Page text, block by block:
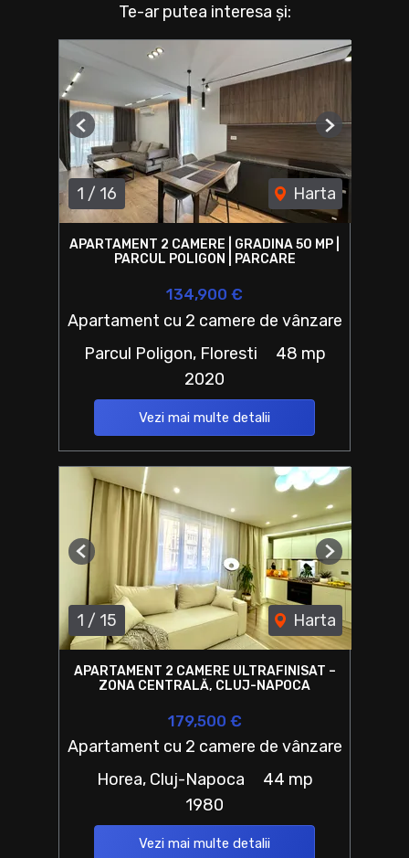
Te-ar putea interesa și:
1 / 16 Harta
Previous Next
APARTAMENT 2 CAMERE | GRADINA 50 MP |
PARCUL POLIGON | PARCARE
134,900 €
Apartament cu 2 camere de vânzare
Parcul Poligon, Floresti
48 mp
2020
Vezi mai multe detalii
1 / 15 Harta
Previous Next
APARTAMENT 2 CAMERE ULTRAFINISAT –
ZONA CENTRALĂ, CLUJ-NAPOCA
179,500 €
Apartament cu 2 camere de vânzare
Horea, Cluj-Napoca
44 mp
1980
Vezi mai multe detalii